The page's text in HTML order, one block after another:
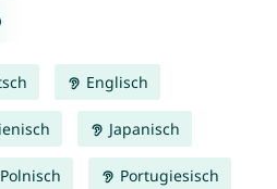
Englisch
Japanisch
Polnisch Portugiesisch